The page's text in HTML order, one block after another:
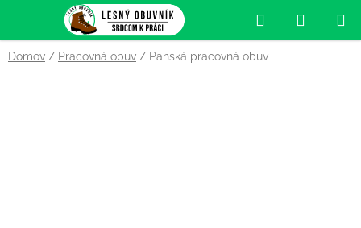
obsah
Hľadať
KOŠÍK
Domov / Pracovná obuv / Panská pracovná obuv